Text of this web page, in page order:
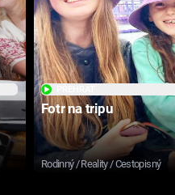
Fotr na tripu
Rodinný / Reality / Cestopisný